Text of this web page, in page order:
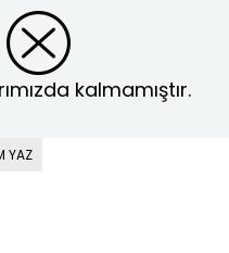
kalmamıştır.
YAZ